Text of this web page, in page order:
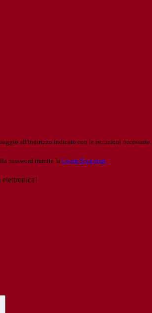
all'indirizzo indicato con le istruzioni necessarie.
password tramite la Login Spaggiari
elettronica!